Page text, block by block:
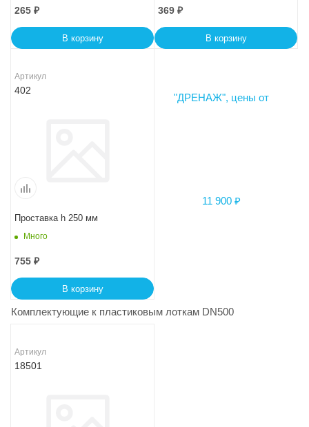
265 ₽
В корзину
369 ₽
В корзину
Артикул
402
Проставка h 250 мм
Много
755 ₽
В корзину
Комплектующие к пластиковым лоткам DN500
Артикул
18501